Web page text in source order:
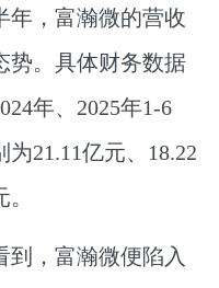
，富瀚微的营收
势。具体财务数据
年、2025年1-6
21.11亿元、18.22
，富瀚微便陷入